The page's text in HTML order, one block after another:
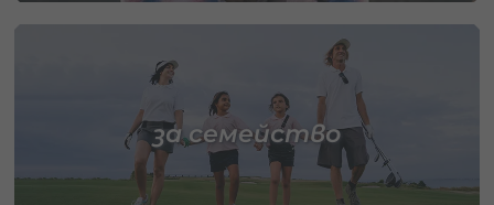
за семейство